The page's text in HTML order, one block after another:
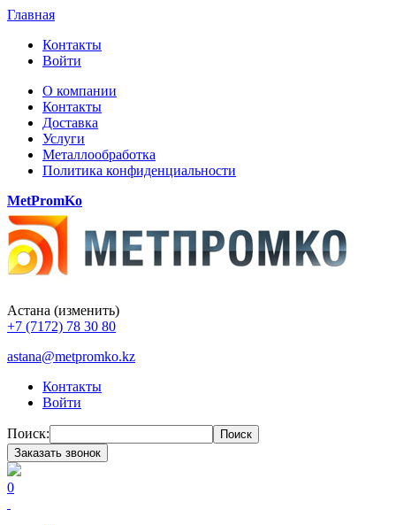
Главная
Контакты
Войти
О компании
Контакты
Доставка
Услуги
Металлообработка
Политика конфиденциальности
MetPromKo
Астана (изменить)
+7 (7172) 78 30 80
astana@metpromko.kz
Контакты
Войти
Поиск:
Поиск
Заказать звонок
0